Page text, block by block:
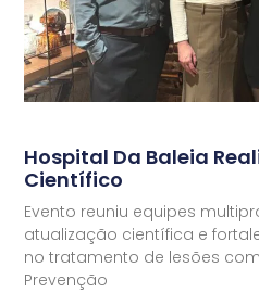
Hospital Da Baleia
Científico
Evento reuniu equipes
atualização científica e
no tratamento de lesões
Prevenção